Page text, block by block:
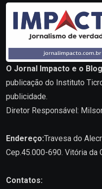
O Jornal Impacto e o
publicação do Instituto
publicidade.
Diretor Responsável:
Endereço:Travesa do
Cep.45.000-690. Vitória da
Contatos: